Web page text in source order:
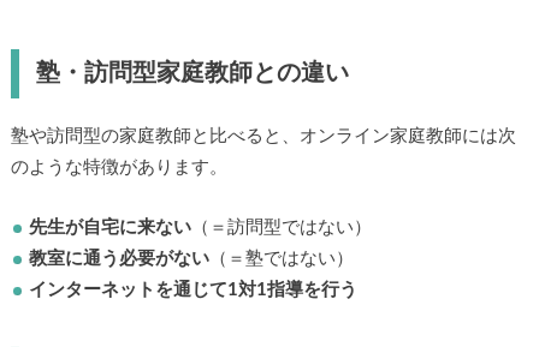
塾・訪問型家庭教師との違い
塾や訪問型の家庭教師と比べると、オンライン家庭教師には次
のような特徴があります。
先生が自宅に来ない （＝訪問型ではない）
教室に通う必要がない （＝塾ではない）
インターネットを通じて1対1指導を行う